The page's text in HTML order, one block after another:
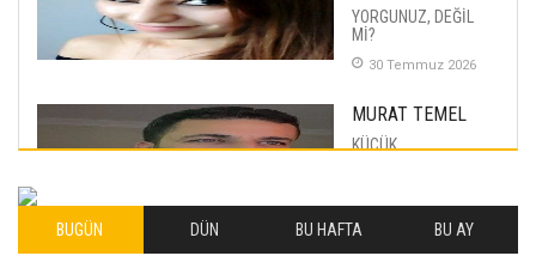
YORGUNUZ, DEĞİL
Mİ?
30 Temmuz 2026
MURAT TEMEL
KÜÇÜK
İLHAN YILMAZ
BUGÜN DÜN BU HAFTA BU AY